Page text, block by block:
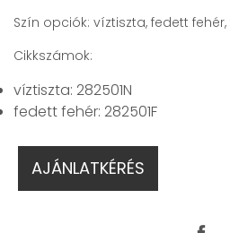
Szín opciók: víztiszta, fedett
Cikkszámok:
víztiszta: 282501N
fedett fehér: 282501F
AJÁNLATKÉRÉS